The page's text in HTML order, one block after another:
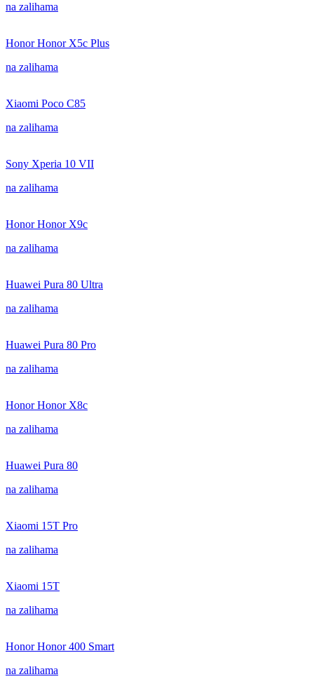
na zalihama
Honor Honor X5c Plus
na zalihama
Xiaomi Poco C85
na zalihama
Sony Xperia 10 VII
na zalihama
Honor Honor X9c
na zalihama
Huawei Pura 80 Ultra
na zalihama
Huawei Pura 80 Pro
na zalihama
Honor Honor X8c
na zalihama
Huawei Pura 80
na zalihama
Xiaomi 15T Pro
na zalihama
Xiaomi 15T
na zalihama
Honor Honor 400 Smart
na zalihama